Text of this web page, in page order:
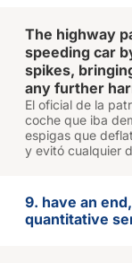
The highway
speeding car
spikes,
any further
El oficial de la
coche que iba
espigas que
y evitó cualquier
9. have an
quantitative